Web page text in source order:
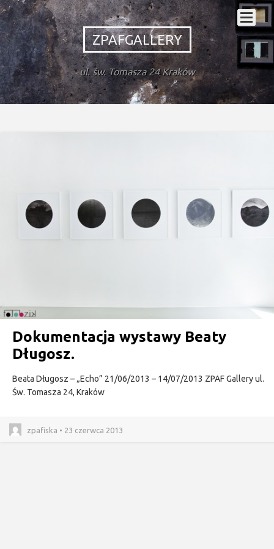
ZPAFGALLERY
ul. św. Tomasza 24 Kraków
Dokumentacja wystawy Beaty
Długosz.
Beata Długosz – „Echo” 21/06/2013 – 14/07/2013 ZPAF Gallery ul.
Św. Tomasza 24, Kraków
zpafiska • 23 czerwca 2013